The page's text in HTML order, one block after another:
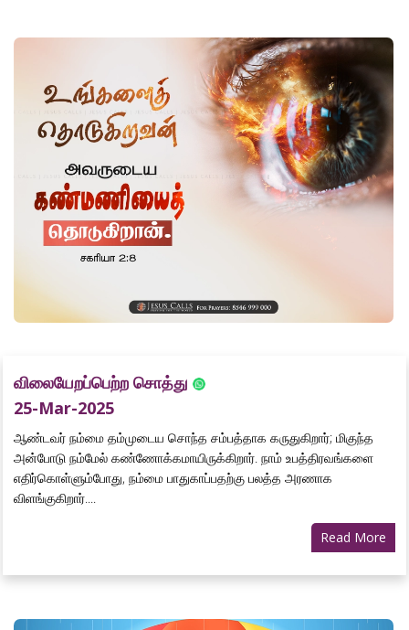
விலையேறப்பெற்ற சொத்து
25-Mar-2025
ஆண்டவர் நம்மை தம்முடைய சொந்த சம்பத்தாக கருதுகிறார்; மிகுந்த
அன்போடு நம்மேல் கண்ணோக்கமாயிருக்கிறார். நாம் உபத்திரவங்களை
எதிர்கொள்ளும்போது, நம்மை பாதுகாப்பதற்கு பலத்த அரணாக
விளங்குகிறார்....
Read More